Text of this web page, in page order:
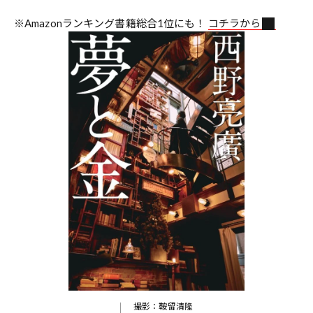
※Amazonランキング書籍総合1位にも！ コチラから
撮影：鞍留清隆